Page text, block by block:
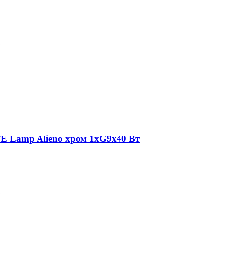
Lamp Alieno хром 1хG9х40 Вт